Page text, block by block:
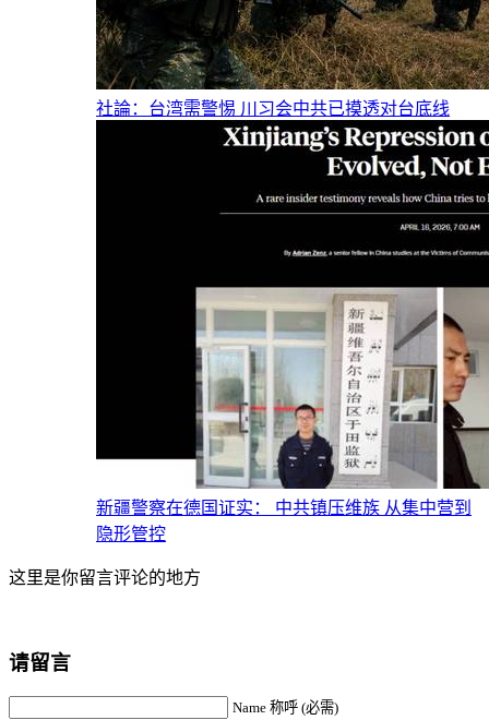
社論：台湾需警惕 川习会中共已摸透对台底线
新疆警察在德国证实： 中共镇压维族 从集中营到
隐形管控
这里是你留言评论的地方
请留言
Name 称呼 (必需)